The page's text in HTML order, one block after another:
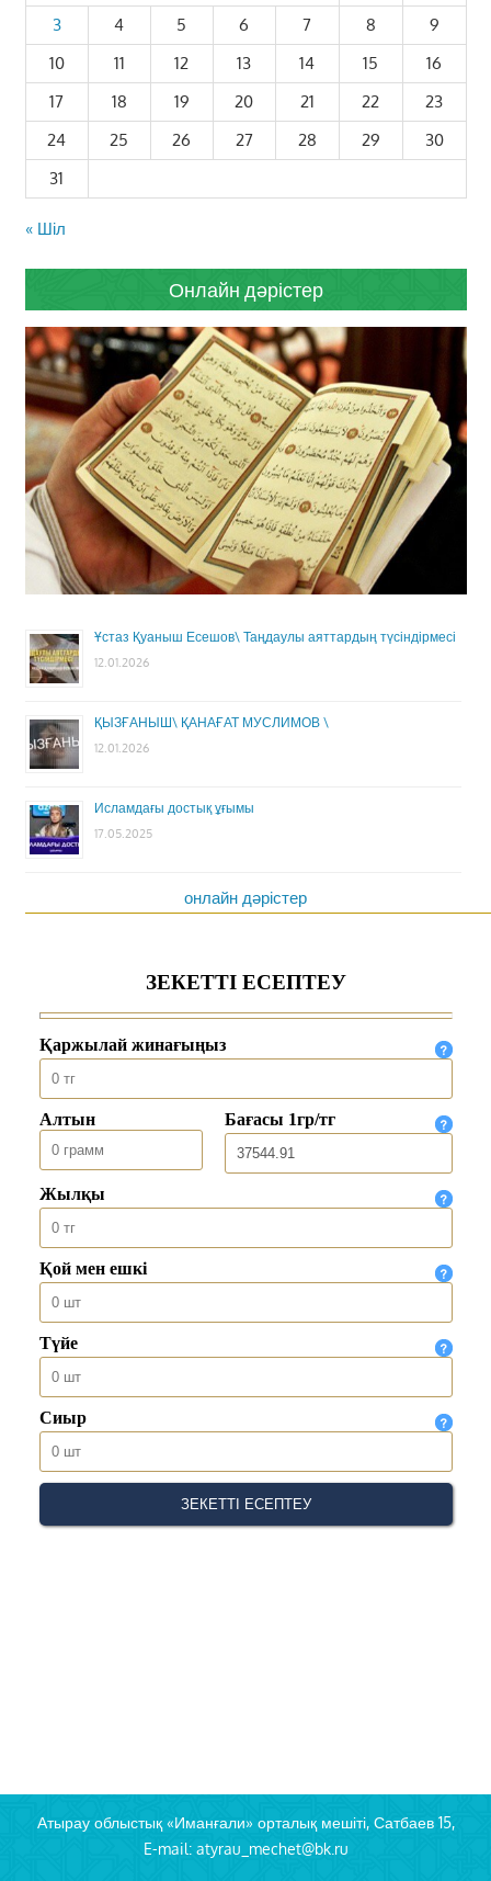
3
4 5 6 7 8
9
10
11 12 13 14 15
16
17
18 19 20 21 22
23
24
25 26 27 28 29
30
31
« Шіл
Онлайн дәрістер
Ұстаз Қуаныш Есешов\ Таңдаулы аяттардың түсіндірмесі
12.01.2026
ҚЫЗҒАНЫШ\ ҚАНАҒАТ МУСЛИМОВ \
12.01.2026
Исламдағы достық ұғымы
17.05.2025
онлайн дәрістер
Атырау облыстық «Иманғали» орталық мешіті, Сатбаев 15,
E-mail: atyrau_mechet@bk.ru